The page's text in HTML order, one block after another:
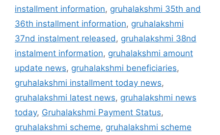
installment information, gruhalakshmi 35th and
36th installment information, gruhalakshmi
37nd instalment released, gruhalakshmi 38nd
instalment information, gruhalakshmi amount
update news, gruhalakshmi beneficiaries,
gruhalakshmi installment today news,
gruhalakshmi latest news, gruhalakshmi news
today, Gruhalakshmi Payment Status,
gruhalakshmi scheme, gruhalakshmi scheme